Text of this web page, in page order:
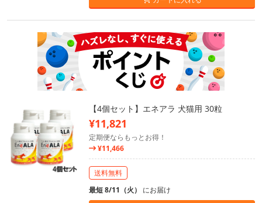
【4個セット】エネアラ 犬猫用 30粒
¥11,821
定期便ならもっとお得！
¥11,466
送料無料
最短 8/11（火） にお届け